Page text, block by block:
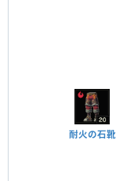
耐火の石靴